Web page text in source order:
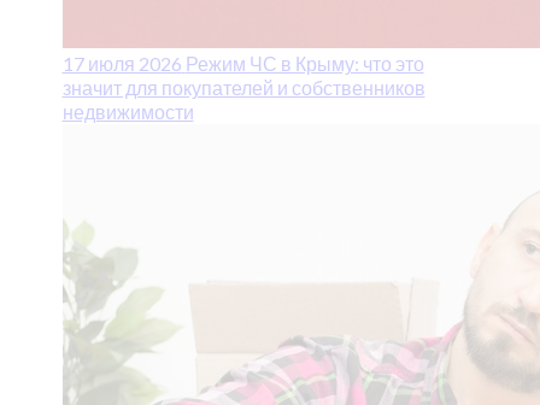
17 июля 2026 Режим ЧС в Крыму: что это
значит для покупателей и собственников
недвижимости